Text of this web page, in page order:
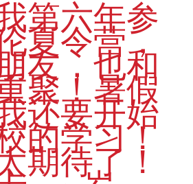
第六年参
夏令营，
友，也和
聚！暑假
还要开始
的学习！
期待了！